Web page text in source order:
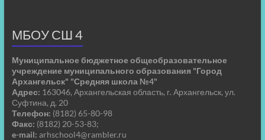
МБОУ СШ 4
Муниципальное бюджетное общеобразовательное
учреждение муниципального образования "Город
Архангельск" "Средняя школа №4"
Адрес: 163046, Архангельская область, г. Архангельск, ул.
Суфтина, д. 20
Телефон: (8182) 65-80-98
Факс: (8182) 20-53-83;
e-mail: arhschool4@rambler.ru